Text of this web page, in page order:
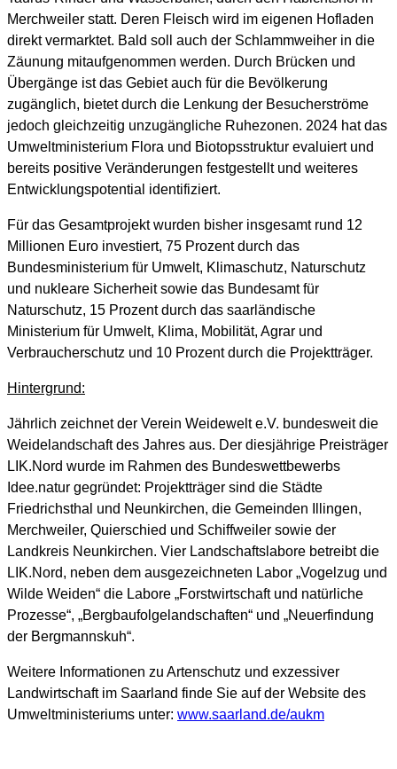
Merchweiler statt. Deren Fleisch wird im eigenen Hofladen
direkt vermarktet. Bald soll auch der Schlammweiher in die
Zäunung mitaufgenommen werden. Durch Brücken und
Übergänge ist das Gebiet auch für die Bevölkerung
zugänglich, bietet durch die Lenkung der Besucherströme
jedoch gleichzeitig unzugängliche Ruhezonen. 2024 hat das
Umweltministerium Flora und Biotopsstruktur evaluiert und
bereits positive Veränderungen festgestellt und weiteres
Entwicklungspotential identifiziert.
Für das Gesamtprojekt wurden bisher insgesamt rund 12
Millionen Euro investiert, 75 Prozent durch das
Bundesministerium für Umwelt, Klimaschutz, Naturschutz
und nukleare Sicherheit sowie das Bundesamt für
Naturschutz, 15 Prozent durch das saarländische
Ministerium für Umwelt, Klima, Mobilität, Agrar und
Verbraucherschutz und 10 Prozent durch die Projektträger.
Hintergrund:
Jährlich zeichnet der Verein Weidewelt e.V. bundesweit die
Weidelandschaft des Jahres aus. Der diesjährige Preisträger
LIK.Nord wurde im Rahmen des Bundeswettbewerbs
Idee.natur gegründet: Projektträger sind die Städte
Friedrichsthal und Neunkirchen, die Gemeinden Illingen,
Merchweiler, Quierschied und Schiffweiler sowie der
Landkreis Neunkirchen. Vier Landschaftslabore betreibt die
LIK.Nord, neben dem ausgezeichneten Labor „Vogelzug und
Wilde Weiden“ die Labore „Forstwirtschaft und natürliche
Prozesse“, „Bergbaufolgelandschaften“ und „Neuerfindung
der Bergmannskuh“.
Weitere Informationen zu Artenschutz und exzessiver
Landwirtschaft im Saarland finde Sie auf der Website des
Umweltministeriums unter: www.saarland.de/aukm